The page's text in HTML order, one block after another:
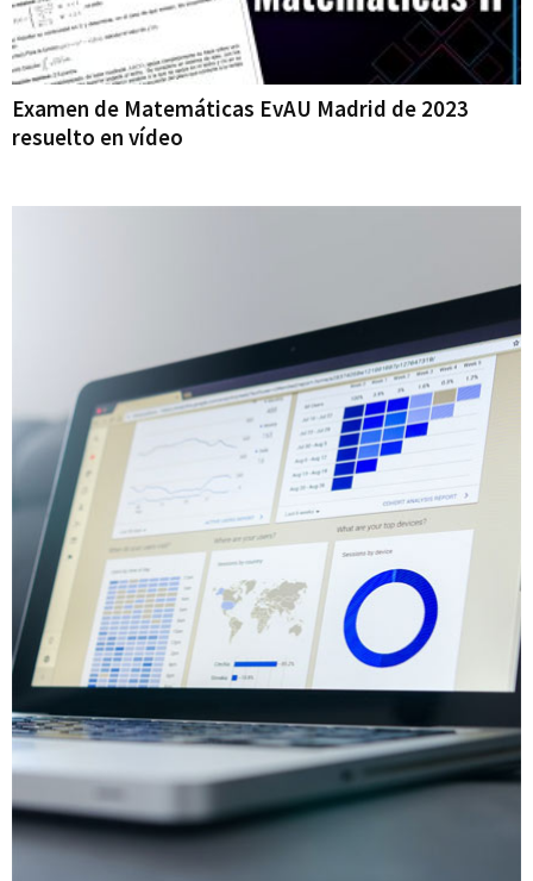
Examen de Matemáticas EvAU Madrid de 2023
resuelto en vídeo